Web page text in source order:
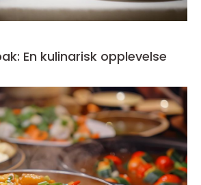
En kulinarisk opplevelse